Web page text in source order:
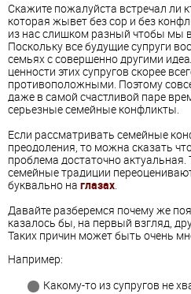
Скажите пожалуйста встречал ли
которая жывет без сор и без
из нас слишком разный чтобы мы
Поскольку все будущие супруги
семьях с совершенно другими
ценности этих супругов скорее
противоположными. Поэтому
даже в самой счастливой паре
серьезные семейные конфликты.
Если рассматривать семейные
преодоления, то можна сказать
проблема достаточно
семейные традиции
буквально на глазах.
Давайте разберемся почему же
казалось бы, на первый взгляд,
Таких причин может быть очень
Например:
Какому-то из супругов не